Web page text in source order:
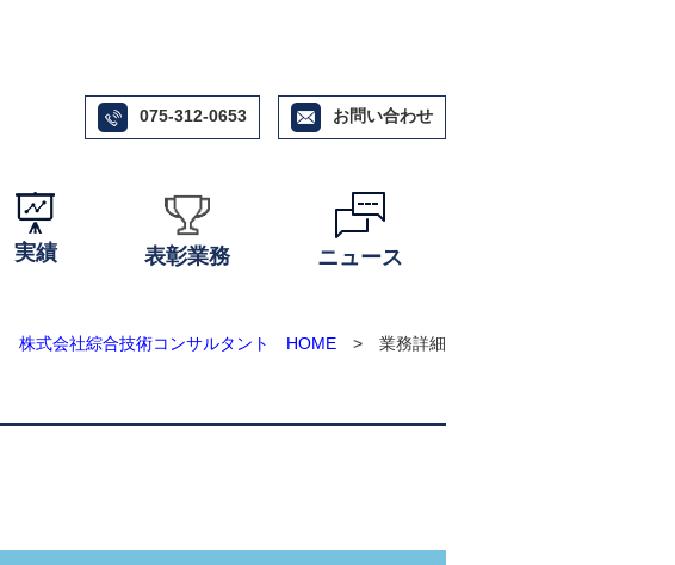
075-312-0653 お問い合わせ
実績 表彰業務 ニュース
株式会社綜合技術コンサルタント HOME > 業務詳細